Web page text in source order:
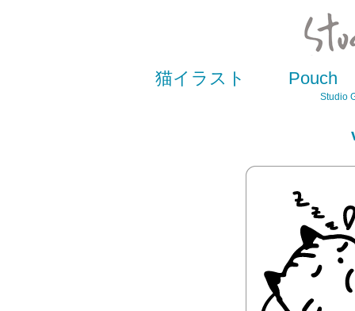
猫イラスト Pouch
Studio